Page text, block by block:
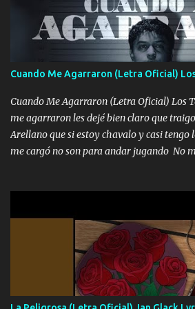
tranquilizando Tomense un buen trago Y
los versos que voy cantando (Music) A
se atora Pero nunca le aflojamos Ya me
aunque ustedes no sepan Pero la vida es
echarle chingazos Y seguir trabajando
Cuando Me Agarraron (Letra Oficial)
Cuando Me Agarraron (Letra Oficial) Los
me agarraron les dejé bien claro que
Arellano que si estoy chavalo y casi tengo
me cargó no son para andar jugando No
Yo Soy El De Las Pacas Sobrino Del
fajado y mi R terciado me van a ver allá
mando un abrazo andamos al cien
Ando en la colonia bien acelerado traigo
fallado para mi compadre mandó un
Especial sabe que lo apreciamos En los